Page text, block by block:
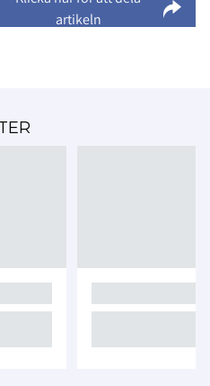
artikeln